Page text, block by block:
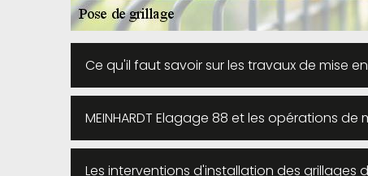
Ce qu'il faut savoir sur les travaux de mise
MEINHARDT Elagage 88 et les opérations
Les interventions d'installation des grillages